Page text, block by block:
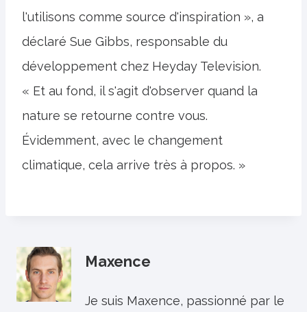
l'utilisons comme source d'inspiration », a
déclaré Sue Gibbs, responsable du
développement chez Heyday Television.
« Et au fond, il s'agit d'observer quand la
nature se retourne contre vous.
Évidemment, avec le changement
climatique, cela arrive très à propos. »
Maxence
Je suis Maxence, passionné par le